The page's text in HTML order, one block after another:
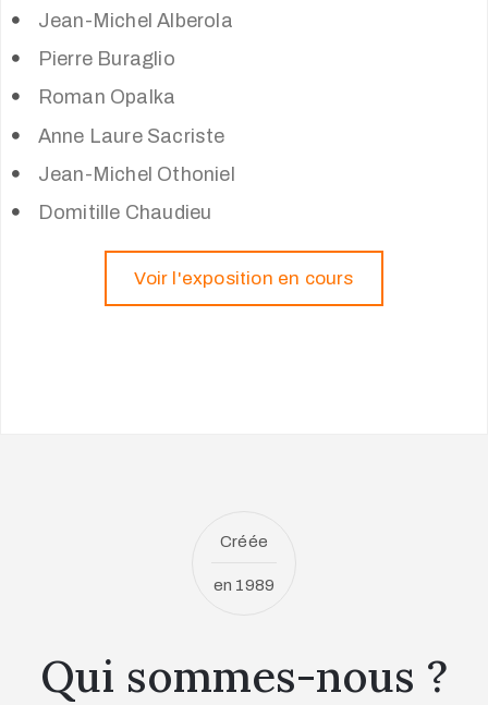
Jean-Michel Alberola
Pierre Buraglio
Roman Opalka
Anne Laure Sacriste
Jean-Michel Othoniel
Domitille Chaudieu
Voir l'exposition en cours
Créée
en 1989
Qui sommes-nous ?